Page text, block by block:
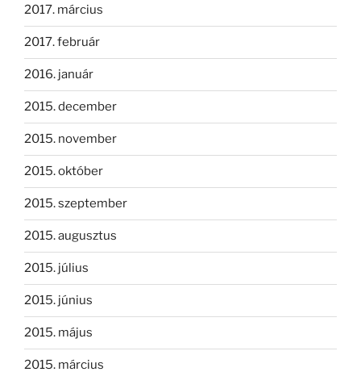
2017. március
2017. február
2016. január
2015. december
2015. november
2015. október
2015. szeptember
2015. augusztus
2015. július
2015. június
2015. május
2015. március